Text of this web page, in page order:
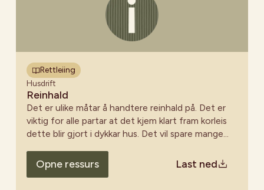
Rettleiing
Husdrift
Reinhald
Det er ulike måtar å handtere reinhald på. Det er
viktig for alle partar at det kjem klart fram korleis
dette blir gjort i dykkar hus. Det vil spare mange
skitne golv og lokale når ein skal til på eit nytt
arrangement. Det er også viktig for dei som jobbar
Opne ressurs Last ned